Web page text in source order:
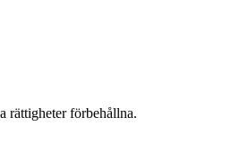
rättigheter förbehållna.